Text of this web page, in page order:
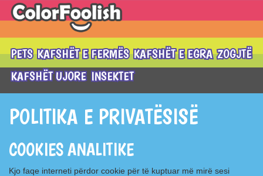
PETS KAFSHËT E FERMËS KAFSHËT E EGRA ZOGJTË
KAFSHËT UJORE INSEKTET
POLITIKA E PRIVATËSISË
COOKIES ANALITIKE
Kjo faqe interneti përdor cookie për të kuptuar më mirë sesi